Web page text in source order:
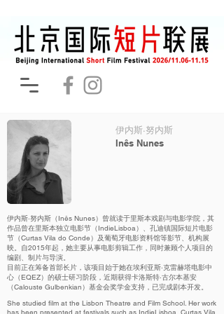
伊内斯·努内斯
Inês Nunes
伊内斯·努内斯（Inês Nunes）曾就读于里斯本戏剧与电影学院，其
作品曾在里斯本独立电影节（IndieLisboa）、孔迪镇国际短片电影
节（Curtas Vila do Conde）及葡萄牙电影资料馆等影节、机构展
映。自2015年起，她主要从事电影剪辑工作，同时兼顾个人项目的
编剧、制片与导演。
目前正在筹备首部长片，该项目始于她在埃利亚斯·克雷赫塔电影中
心（EQEZ）的硕士研习阶段，近期获得卡洛斯特·古尔本基安
（Calouste Gulbenkian）基金会奖学金支持，已完成剧本开发。
She studied film at the Lisbon Theatre and Film School. Her work